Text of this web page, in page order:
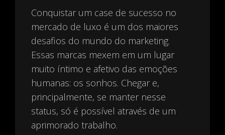
Conquistar um case de sucesso no
mercado de luxo é um dos maiores
desafios do mundo do marketing.
Essas marcas mexem em um lugar
muito íntimo e afetivo das emoções
humanas: os sonhos. Chegar e,
principalmente, se manter nesse
status, só é possível através de um
aprimorado trabalho.